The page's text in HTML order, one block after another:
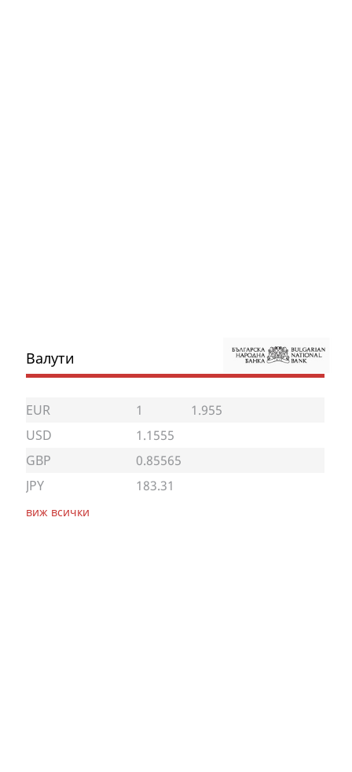
Валути
EUR 1
1.955
USD
1.1555
GBP
0.85565
JPY
183.31
виж всички